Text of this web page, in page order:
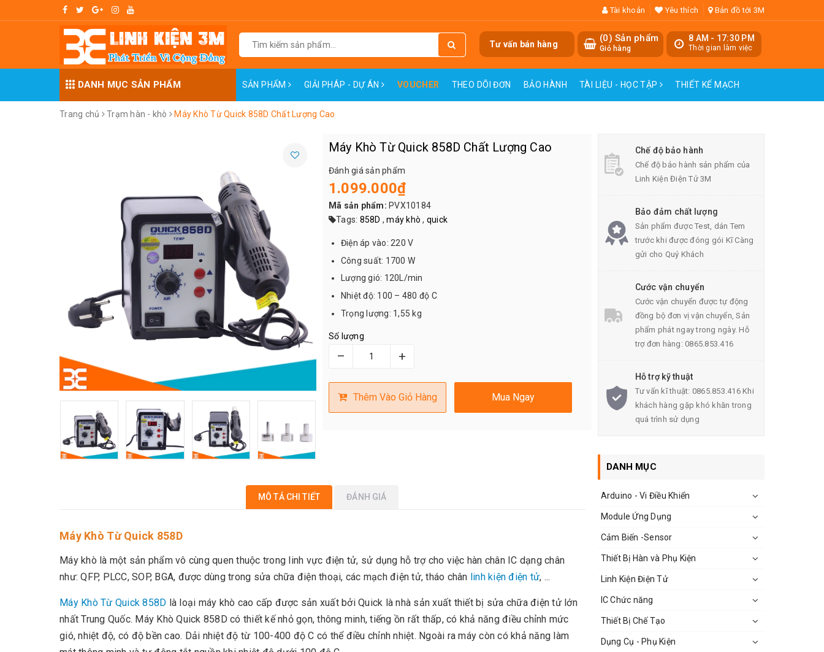
Tài khoản Yêu thích Bản đồ tới 3M
8 AM - 17:30 PM
Thời gian làm việc
(0) Sản phẩm
Giỏ hàng
Tư vấn bán hàng
DANH MỤC SẢN PHẨM SẢN PHẨM GIẢI PHÁP - DỰ ÁN VOUCHER THEO DÕI ĐƠN BẢO HÀNH TÀI LIỆU - HỌC TẬP THIẾT KẾ MẠCH
Trang chủ Trạm hàn - khò Máy Khò Từ Quick 858D Chất Lượng Cao
Máy Khò Từ Quick 858D Chất Lượng Cao
Đánh giá sản phẩm
1.099.000₫
Mã sản phẩm: PVX10184
Tags: 858D ,máy khò , quick
Điện áp vào: 220 V
Công suất: 1700 W
Lượng gió: 120L/min
Nhiệt độ: 100 – 480 độ C
Trọng lượng: 1,55 kg
Số lượng
– +
Thêm Vào Giỏ Hàng Mua Ngay
MÔ TẢ CHI TIẾT ĐÁNH GIÁ
Máy Khò Từ Quick 858D
Máy khò là một sản phẩm vô cùng quen thuộc trong linh vực điện tử, sử dụng hỗ trợ cho việc hàn chân IC dạng chân
như: QFP, PLCC, SOP, BGA, được dùng trong sửa chữa điện thoại, các mạch điện tử, tháo chân linh kiện điện tử, ...
Máy Khò Từ Quick 858D là loại máy khò cao cấp được sản xuất bởi Quick là nhà sản xuất thiết bị sửa chữa điện tử lớn
nhất Trung Quốc. Máy Khò Quick 858D có thiết kế nhỏ gọn, thông minh, tiếng ồn rất thấp, có khả năng điều chỉnh mức
gió, nhiệt độ, có độ bền cao. Dải nhiệt độ từ 100-400 độ C có thể điều chỉnh nhiệt. Ngoài ra máy còn có khả năng làm
Chế độ bảo hành
Chế độ bảo hành sản phẩm của
Linh Kiện Điện Tử 3M
Bảo đảm chất lượng
Sản phẩm được Test, dán Tem
trước khi được đóng gói Kĩ Càng
gửi cho Quý Khách
Cước vận chuyển
Cước vận chuyển được tự động
đồng bộ đơn vị vận chuyển, Sản
phẩm phát ngay trong ngày. Hỗ
trợ đơn hàng: 0865.853.416
Hỗ trợ kỹ thuật
Tư vấn kĩ thuật: 0865.853.416 Khi
khách hàng gặp khó khăn trong
quá trình sử dụng
DANH MỤC
Arduino - Vi Điều Khiển
Module Ứng Dụng
Cảm Biến -Sensor
Thiết Bị Hàn và Phụ Kiện
Linh Kiện Điện Tử
IC Chức năng
Thiết Bị Chế Tạo
Dụng Cụ - Phụ Kiện